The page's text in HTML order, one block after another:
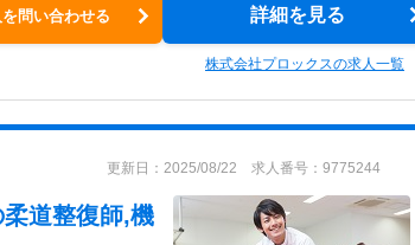
問い合わせる 詳細を見る
株式会社プロックスの求人一覧
更新日：2025/08/22 求人番号：9775244
柔道整復師,機